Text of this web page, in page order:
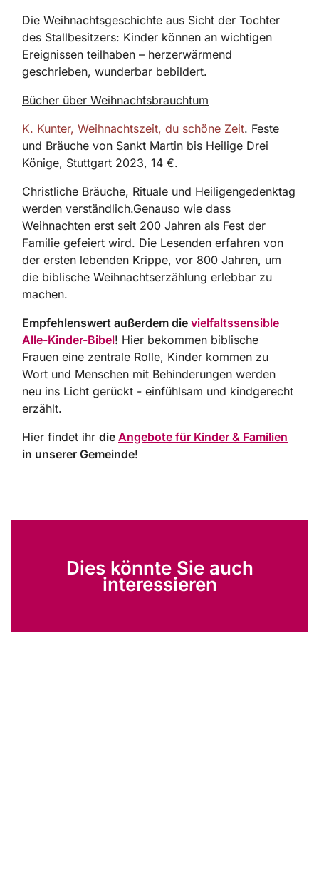
Die Weihnachtsgeschichte aus Sicht der Tochter
des Stallbesitzers: Kinder können an wichtigen
Ereignissen teilhaben – herzerwärmend
geschrieben, wunderbar bebildert.
Bücher über Weihnachtsbrauchtum
K. Kunter, Weihnachtszeit, du schöne Zeit. Feste
und Bräuche von Sankt Martin bis Heilige Drei
Könige, Stuttgart 2023, 14 €.
Christliche Bräuche, Rituale und Heiligengedenktag
werden verständlich.Genauso wie dass
Weihnachten erst seit 200 Jahren als Fest der
Familie gefeiert wird. Die Lesenden erfahren von
der ersten lebenden Krippe, vor 800 Jahren, um
die biblische Weihnachtserzählung erlebbar zu
machen.
Empfehlenswert außerdem die vielfaltssensible
Alle-Kinder-Bibel! Hier bekommen biblische
Frauen eine zentrale Rolle, Kinder kommen zu
Wort und Menschen mit Behinderungen werden
neu ins Licht gerückt - einfühlsam und kindgerecht
erzählt.
Hier findet ihr die Angebote für Kinder & Familien
in unserer Gemeinde!
Dies könnte Sie auch
interessieren